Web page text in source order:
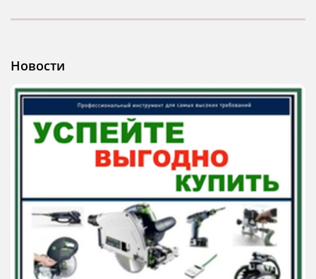
Новости